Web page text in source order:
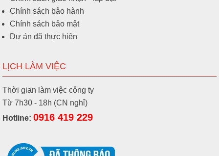
Chính sách bảo hành
Chính sách bảo mật
Dự án đã thực hiện
LỊCH LÀM VIỆC
Thời gian làm việc công ty
Từ 7h30 - 18h (CN nghỉ)
Hotline: 0916 419 229